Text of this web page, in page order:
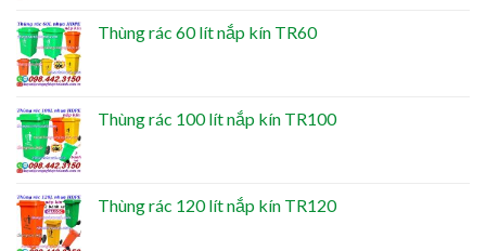
Thùng rác 60 lít nắp kín TR60
Thùng rác 100 lít nắp kín TR100
Thùng rác 120 lít nắp kín TR120